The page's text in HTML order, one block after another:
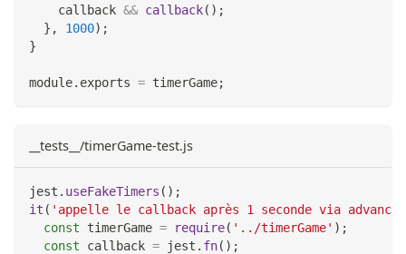
    callback
&& callback( ) ;
} , 1000) ;
}
module. exports = timerGame;
__tests__/timerGame-test.js
jest . useFakeTimers ( ) ;
it ( 'appelle le callback après 1 seconde via
const timerGame = require( '../timerGame' ) ;
const callback = jest . fn( ) ;